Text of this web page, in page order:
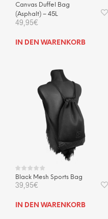
Canvas Duffel Bag
(Asphalt) – 45L
49,95€
IN DEN WARENKORB
Black Mesh Sports Bag
39,95€
IN DEN WARENKORB